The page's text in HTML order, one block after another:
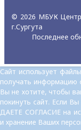
© 2026 МБУК
г.Сургута
Последнее
Сайт использует
получать информацию
Вы не хотите, чтобы
покинуть сайт. Если
ДАЕТЕ СОГЛАСИЕ на
и хранение Ваших